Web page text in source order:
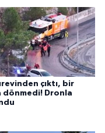
çıktı, bir
dönmedi! Dronla